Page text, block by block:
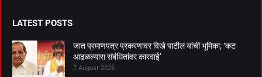
LATEST POSTS
जात प्रमाणपत्र प्रकरणावर विखे पाटील यांची भूमिका; ‘कट
आढळल्यास संबंधितांवर कारवाई’
7 August 2026